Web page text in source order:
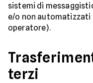
sistemi di
e/o non
operatore).
terzi